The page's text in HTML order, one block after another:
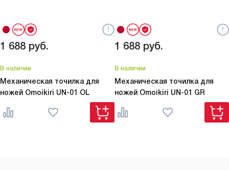
1 688 руб.
В наличии
Механическая точилка для
ножей Omoikiri UN-01 OL
1 688 руб.
В наличии
Механическая точилка для
ножей Omoikiri UN-01 GR